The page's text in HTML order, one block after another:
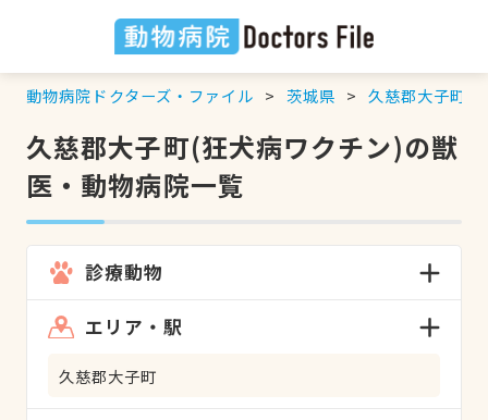
動物病院ドクターズ・ファイル 茨城県 久慈郡大子町
久慈郡大子町(狂犬病ワクチン)の獣
医・動物病院一覧
診療動物
エリア・駅
久慈郡大子町